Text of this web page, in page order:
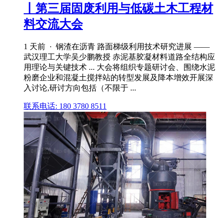
丨第三届固废利用与低碳土木工程材
料交流大会
1 天前 · 钢渣在沥青 路面梯级利用技术研究进展 ——
武汉理工大学吴少鹏教授 赤泥基胶凝材料道路全结构应
用理论与关键技术 ... 大会将组织专题研讨会、围绕水泥
粉磨企业和混凝土搅拌站的转型发展及降本增效开展深
入讨论,研讨方向包括（不限于 ...
联系电话: 180 3780 8511